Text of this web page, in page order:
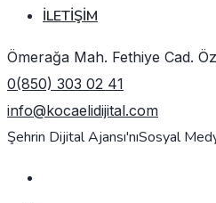
İLETIŞIM
Ömerağa Mah. Fethiye Cad.
0(850) 303 02 41
info@kocaelidijital.com
Şehrin Dijital Ajansı'nıSosyal